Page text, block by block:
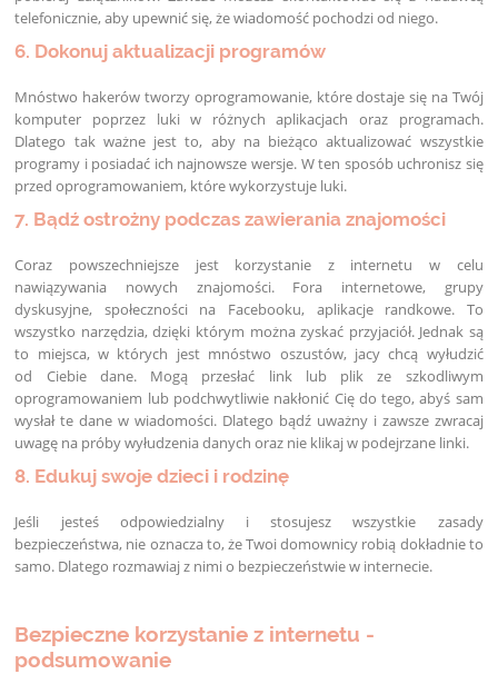
telefonicznie, aby upewnić się, że wiadomość pochodzi od niego.
6. Dokonuj aktualizacji programów
Mnóstwo hakerów tworzy oprogramowanie, które dostaje się na Twój
komputer poprzez luki w różnych aplikacjach oraz programach.
Dlatego tak ważne jest to, aby na bieżąco aktualizować wszystkie
programy i posiadać ich najnowsze wersje. W ten sposób uchronisz się
przed oprogramowaniem, które wykorzystuje luki.
7. Bądź ostrożny podczas zawierania znajomości
Coraz powszechniejsze jest korzystanie z internetu w celu
nawiązywania nowych znajomości. Fora internetowe, grupy
dyskusyjne, społeczności na Facebooku, aplikacje randkowe. To
wszystko narzędzia, dzięki którym można zyskać przyjaciół. Jednak są
to miejsca, w których jest mnóstwo oszustów, jacy chcą wyłudzić
od Ciebie dane. Mogą przesłać link lub plik ze szkodliwym
oprogramowaniem lub podchwytliwie nakłonić Cię do tego, abyś sam
wysłał te dane w wiadomości. Dlatego bądź uważny i zawsze zwracaj
uwagę na próby wyłudzenia danych oraz nie klikaj w podejrzane linki.
8. Edukuj swoje dzieci i rodzinę
Jeśli jesteś odpowiedzialny i stosujesz wszystkie zasady
bezpieczeństwa, nie oznacza to, że Twoi domownicy robią dokładnie to
samo. Dlatego rozmawiaj z nimi o bezpieczeństwie w internecie.
Bezpieczne korzystanie z internetu -
podsumowanie